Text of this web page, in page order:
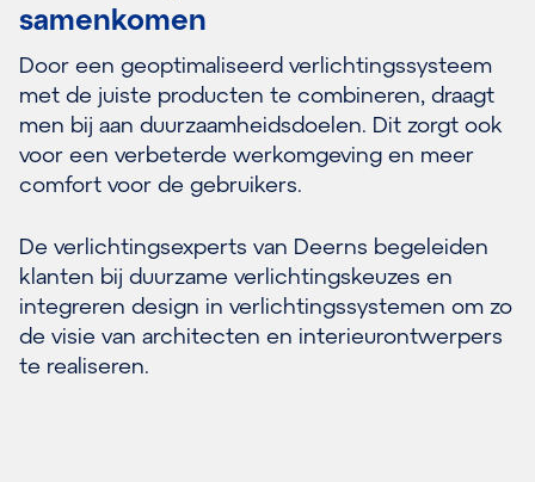
samenkomen
Door een geoptimaliseerd verlichtingssysteem
met de juiste producten te combineren, draagt
men bij aan duurzaamheidsdoelen. Dit zorgt ook
voor een verbeterde werkomgeving en meer
comfort voor de gebruikers.
De verlichtingsexperts van Deerns begeleiden
klanten bij duurzame verlichtingskeuzes en
integreren design in verlichtingssystemen om zo
de visie van architecten en interieurontwerpers
te realiseren.